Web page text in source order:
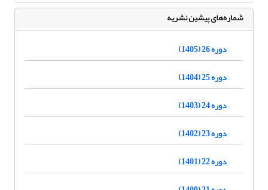
شماره‌های پیشین نشریه
دوره 26 (1405)
دوره 25 (1404)
دوره 24 (1403)
دوره 23 (1402)
دوره 22 (1401)